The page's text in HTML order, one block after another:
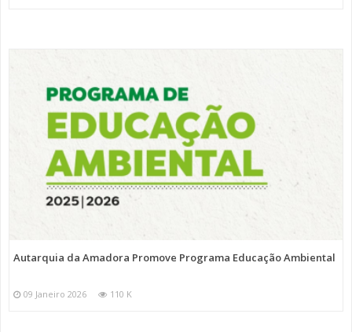
Autarquia da Amadora Promove Programa Educação Ambiental
09 Janeiro 2026 110 K